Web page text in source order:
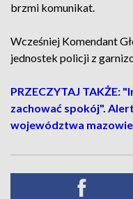
brzmi komunikat.
Wcześniej Komendant
jednostek policji z
PRZECZYTAJ TAKŻE:
zachować spokój".
województwa